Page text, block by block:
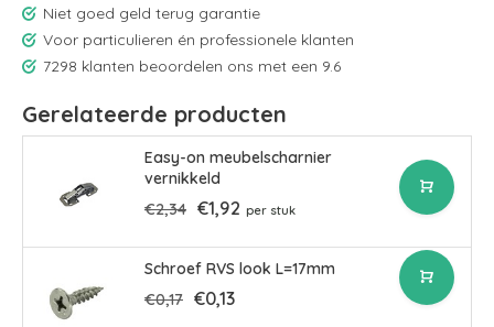
Niet goed geld terug garantie
Voor particulieren én professionele klanten
7298 klanten beoordelen ons met een 9.6
Gerelateerde producten
Easy-on meubelscharnier
vernikkeld
€2,34 €1,92 per stuk
Schroef RVS look L=17mm
€0,17 €0,13